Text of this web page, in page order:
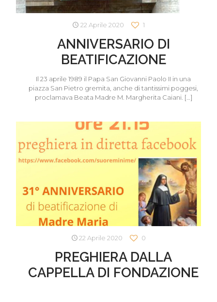
22 Aprile 2020 1
ANNIVERSARIO DI
BEATIFICAZIONE
Il 23 aprile 1989 il Papa San Giovanni Paolo II in una
piazza San Pietro gremita, anche di tantissimi poggesi,
proclamava Beata Madre M. Margherita Caiani. […]
22 Aprile 2020 0
PREGHIERA DALLA
CAPPELLA DI FONDAZIONE